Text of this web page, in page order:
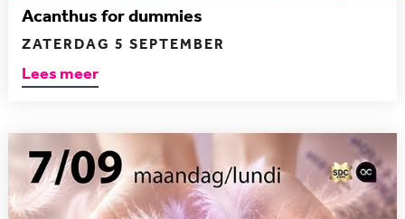
Acanthus for dummies
ZATERDAG 5 SEPTEMBER
Lees meer